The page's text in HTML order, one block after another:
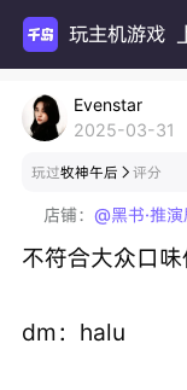
玩主机游戏
Evenstar
2025-03-31
玩过牧神午后  评分
店铺： @黑书·推
不符合大众口味
dm：halu